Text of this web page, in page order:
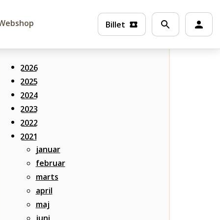
Billet
2026
2025
2024
2023
2022
2021
januar
februar
marts
april
maj